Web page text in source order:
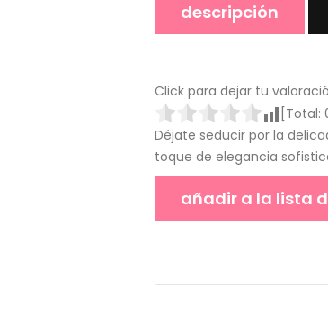
descripción
Click para dejar tu
[Total:
Déjate seducir por la
toque de elegancia
añadir a la lista